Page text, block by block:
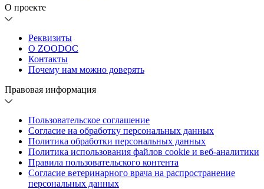
О проекте
Реквизиты
О ZOODOC
Контакты
Почему нам можно доверять
Правовая информация
Пользовательское соглашение
Согласие на обработку персональных данных
Политика обработки персональных данных
Политика использования файлов cookie и веб-аналитики
Правила пользовательского контента
Согласие ветеринарного врача на распространение
персональных данных